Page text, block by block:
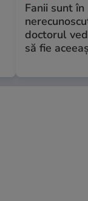
Fanii sunt în
doctorul
să fie